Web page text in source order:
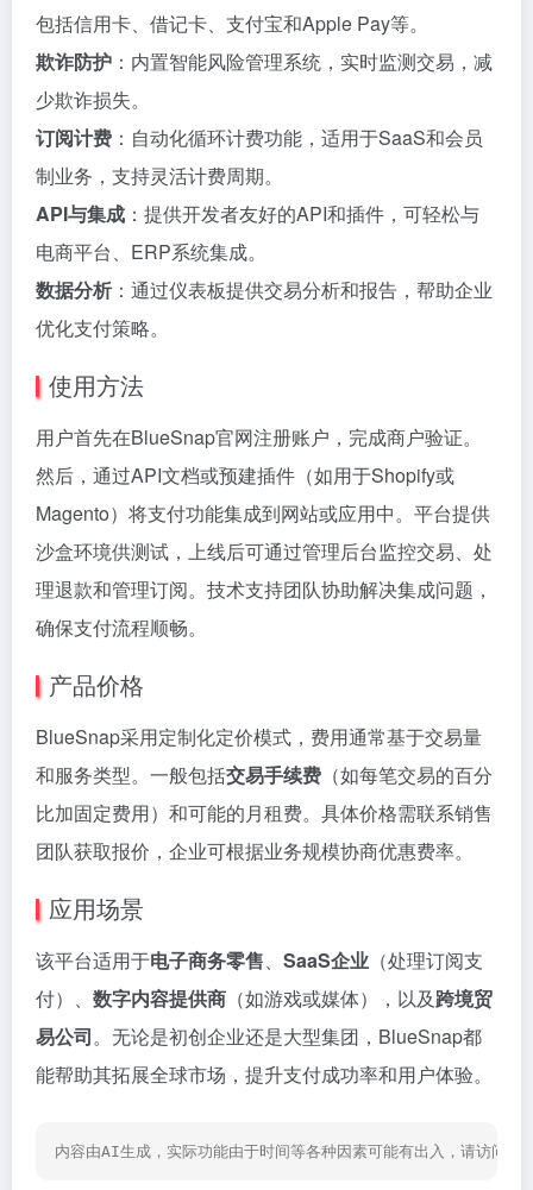
包括信用卡、借记卡、支付宝和Apple Pay等。
欺诈防护 ：内置智能风险管理系统，实时监测交易，减
少欺诈损失。
订阅计费 ：自动化循环计费功能，适用于SaaS和会员
制业务，支持灵活计费周期。
API与集成 ：提供开发者友好的API和插件，可轻松与
电商平台、ERP系统集成。
数据分析 ：通过仪表板提供交易分析和报告，帮助企业
优化支付策略。
使用方法
用户首先在BlueSnap官网注册账户，完成商户验证。
然后，通过API文档或预建插件（如用于Shopify或
Magento）将支付功能集成到网站或应用中。平台提供
沙盒环境供测试，上线后可通过管理后台监控交易、处
理退款和管理订阅。技术支持团队协助解决集成问题，
确保支付流程顺畅。
产品价格
BlueSnap采用定制化定价模式，费用通常基于交易量
和服务类型。一般包括交易手续费 （如每笔交易的百分
比加固定费用）和可能的月租费。具体价格需联系销售
团队获取报价，企业可根据业务规模协商优惠费率。
应用场景
该平台适用于电子商务零售、 SaaS企业 （处理订阅支
付）、 数字内容提供商 （如游戏或媒体），以及跨境贸
易公司。无论是初创企业还是大型集团，BlueSnap都
能帮助其拓展全球市场，提升支付成功率和用户体验。
内容由AI生成，实际功能由于时间等各种因素可能有出入，请访问网